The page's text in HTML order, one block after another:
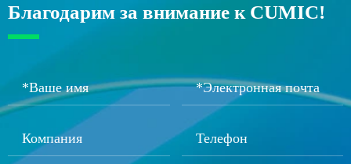
Благодарим за внимание к CUMIC!